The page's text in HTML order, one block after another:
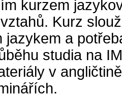
kurzem
Kurz
jazykem a
studia na
v